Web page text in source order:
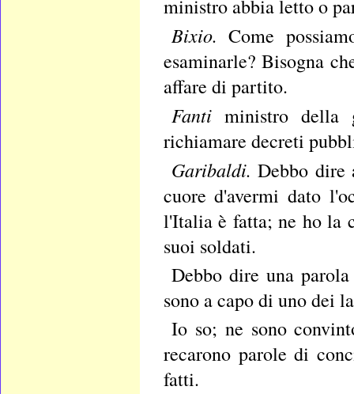
ministro abbia letto o
Bixio.Come
esaminarle? Bisogna
affare di partito.
Fanti ministro
richiamare decreti
Garibaldi.Debbo dire
cuore d'avermi dato
l'Italia è fatta; ne ho la
suoi soldati.
Debbo dire una
sono a capo di uno dei
Io so; ne sono
recarono parole di
fatti.